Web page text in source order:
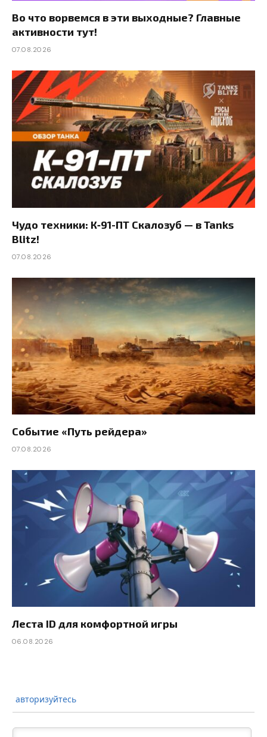
Во что ворвемся в эти выходные? Главные
активности тут!
07.08.2026
Чудо техники: К‑91-ПТ Скалозуб — в Tanks
Blitz!
07.08.2026
Событие «Путь рейдера»
07.08.2026
Леста ID для комфортной игры
06.08.2026
авторизуйтесь